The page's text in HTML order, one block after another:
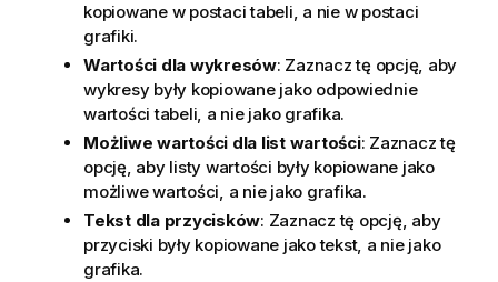
kopiowane w postaci tabeli, a nie w postaci
grafiki.
Wartości dla wykresów: Zaznacz tę opcję, aby
wykresy były kopiowane jako odpowiednie
wartości tabeli, a nie jako grafika.
Możliwe wartości dla list wartości: Zaznacz tę
opcję, aby listy wartości były kopiowane jako
możliwe wartości, a nie jako grafika.
Tekst dla przycisków: Zaznacz tę opcję, aby
przyciski były kopiowane jako tekst, a nie jako
grafika.